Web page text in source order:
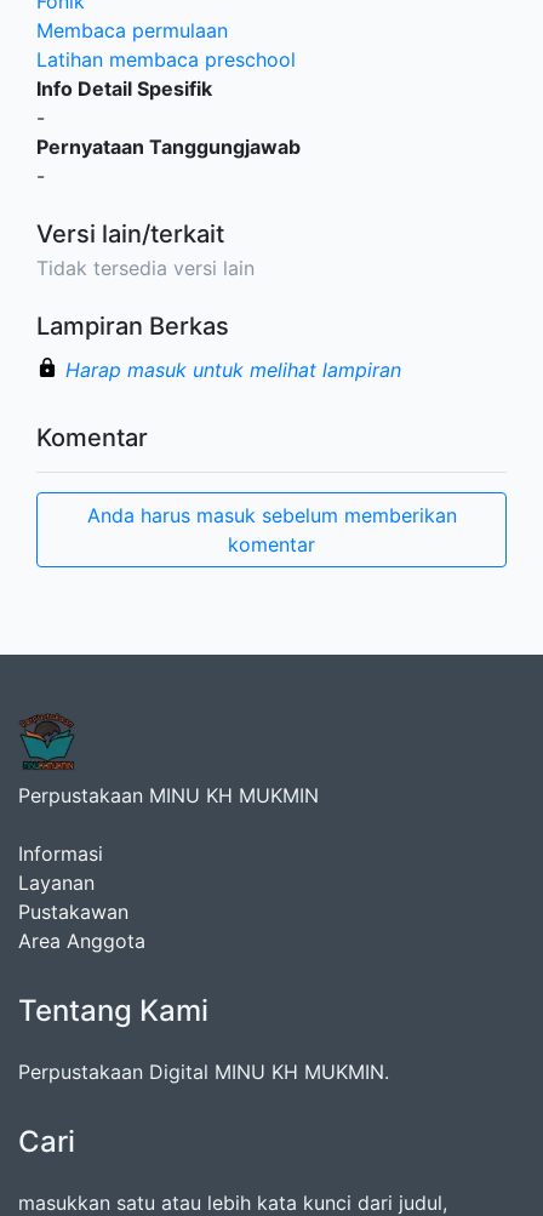
Membaca permulaan
Latihan membaca preschool
Info Detail Spesifik
-
Pernyataan Tanggungjawab
-
Versi lain/terkait
Tidak tersedia versi lain
Lampiran Berkas
Harap masuk untuk melihat lampiran
Komentar
Anda harus masuk sebelum memberikan
komentar
Perpustakaan MINU KH MUKMIN
Informasi
Layanan
Pustakawan
Area Anggota
Tentang Kami
Perpustakaan Digital MINU KH MUKMIN.
Cari
masukkan satu atau lebih kata kunci dari judul,